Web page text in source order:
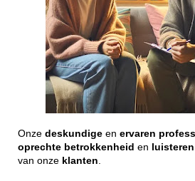
Onze deskundige en ervaren
oprechte betrokkenheid en luisteren
van onze klanten